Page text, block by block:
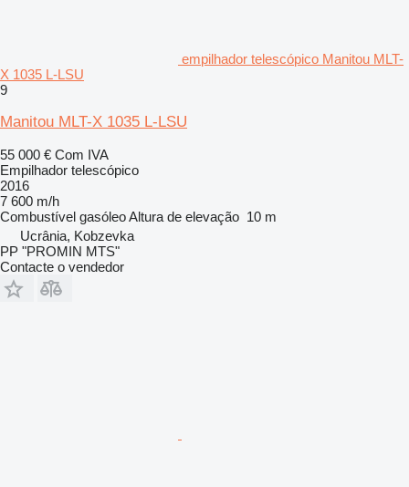
empilhador telescópico Manitou MLT-
X 1035 L-LSU
9
Manitou MLT-X 1035 L-LSU
55 000 € Com IVA
Empilhador telescópico
2016
7 600 m/h
Combustível gasóleoAltura de elevação 10 m
Ucrânia, Kobzevka
PP "PROMIN MTS"
Contacte o vendedor